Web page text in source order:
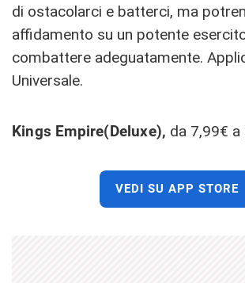
di ostacolarci e batterci, ma
affidamento su un potente
combattere adeguatamente.
Universale.
Kings Empire(Deluxe), da 7,99€
VEDI SU APP STORE